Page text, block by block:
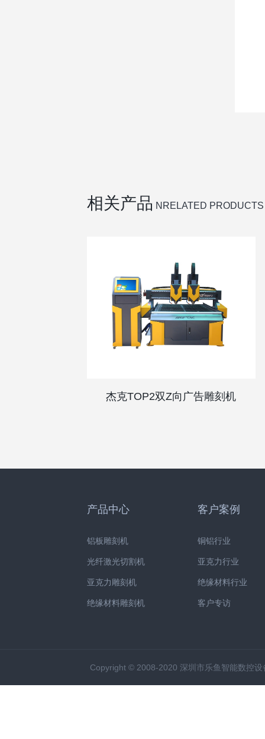
相关产品 NRELATED PRODUCTS
杰克TOP2双Z向广告雕刻机
产品中心
铝板雕刻机
光纤激光切割机
亚克力雕刻机
绝缘材料雕刻机
客户案例
铜铝行业
亚克力行业
绝缘材料行业
客户专访
Copyright © 2008-2020 深圳市乐鱼智能数控设